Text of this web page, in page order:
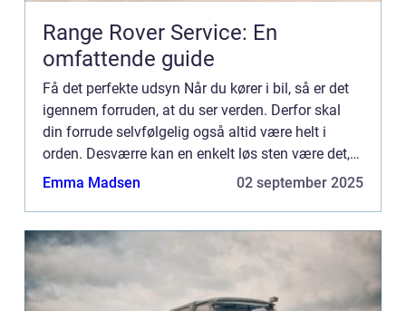
Range Rover Service: En
omfattende guide
Få det perfekte udsyn Når du kører i bil, så er det
igennem forruden, at du ser verden. Derfor skal
din forrude selvfølgelig også altid være helt i
orden. Desværre kan en enkelt løs sten være det,
der giver din forrude den revne, der forstyrrer dit
Emma Madsen 02 september 2025